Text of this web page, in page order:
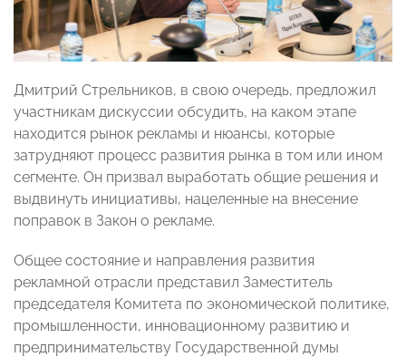
Дмитрий Стрельников, в свою очередь, предложил
участникам дискуссии обсудить, на каком этапе
находится рынок рекламы и нюансы, которые
затрудняют процесс развития рынка в том или ином
сегменте. Он призвал выработать общие решения и
выдвинуть инициативы, нацеленные на внесение
поправок в Закон о рекламе.
Общее состояние и направления развития
рекламной отрасли представил Заместитель
председателя Комитета по экономической политике,
промышленности, инновационному развитию и
предпринимательству Государственной думы